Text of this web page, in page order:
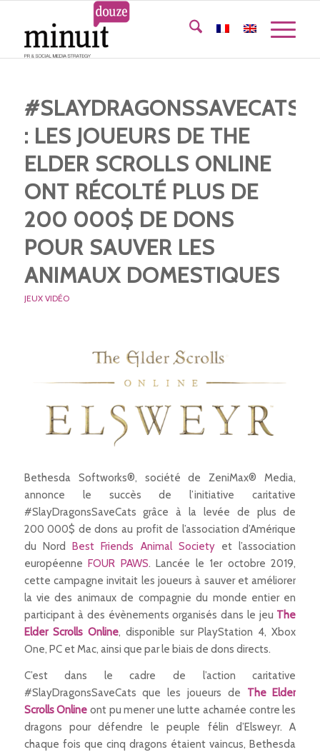
#SLAYDRAGONSSAVECATS
: LES JOUEURS DE THE
ELDER SCROLLS ONLINE
ONT RÉCOLTÉ PLUS DE
200 000$ DE DONS
POUR SAUVER LES
ANIMAUX DOMESTIQUES
JEUX VIDÉO
Bethesda Softworks®, société de ZeniMax® Media,
annonce le succès de l’initiative caritative
#SlayDragonsSaveCats grâce à la levée de plus de
200 000$ de dons au profit de l’association d’Amérique
du Nord
Best Friends Animal Societyet l’association
européenne FOUR PAWS. Lancée le 1eroctobre 2019,
cette campagne invitait les joueurs à sauver et améliorer
la vie des animaux de compagnie du monde entier en
participant à des évènements organisés dans le jeu The
Elder Scrolls Online, disponible sur PlayStation 4, Xbox
One, PC et Mac, ainsi que par le biais de dons directs.
C’est dans le cadre de l’action caritative
#SlayDragonsSaveCats que les joueurs de The Elder
Scrolls Online ont pu mener une lutte acharnée contre les
dragons pour défendre le peuple félin d’Elsweyr. A
chaque fois que cinq dragons étaient vaincus, Bethesda